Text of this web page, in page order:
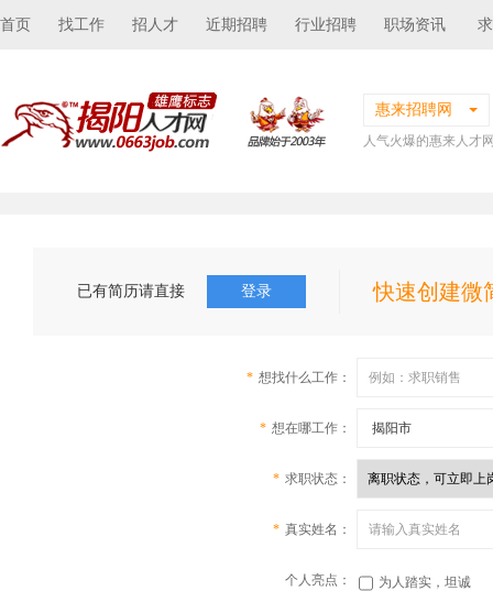
首页 找工作 招人才 近期招聘 行业招聘 职场资讯
惠来招聘网
人气火爆的惠来人才
已有简历请直接 登录 快速创建微
* 想找什么工作：
* 想在哪工作：
* 求职状态：
* 真实姓名：
个人亮点： 为人踏实，坦诚